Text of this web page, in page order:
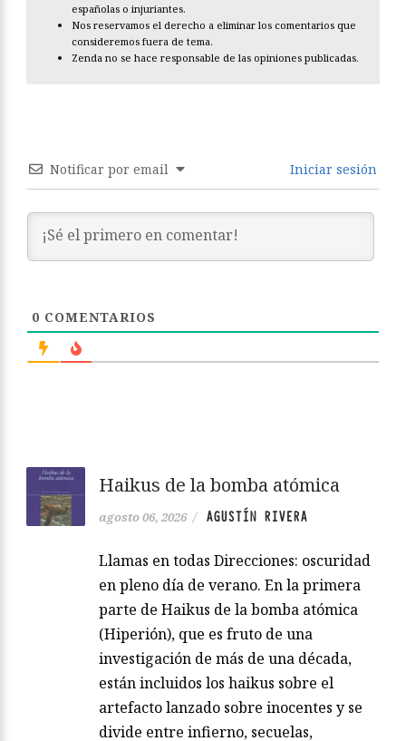
españolas o injuriantes.
Nos reservamos el derecho a eliminar los comentarios que
consideremos fuera de tema.
Zenda no se hace responsable de las opiniones publicadas.
Notificar por email Iniciar sesión
0 COMENTARIOS
Haikus de la bomba atómica
agosto 06, 2026 / AGUSTÍN RIVERA
Llamas en todas Direcciones: oscuridad
en pleno día de verano. En la primera
parte de Haikus de la bomba atómica
(Hiperión), que es fruto de una
investigación de más de una década,
están incluidos los haikus sobre el
artefacto lanzado sobre inocentes y se
divide entre infierno, secuelas,